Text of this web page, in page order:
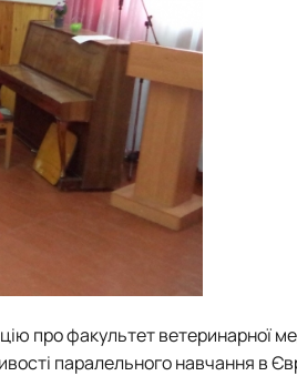
про факультет ветеринарної
паралельного навчання в